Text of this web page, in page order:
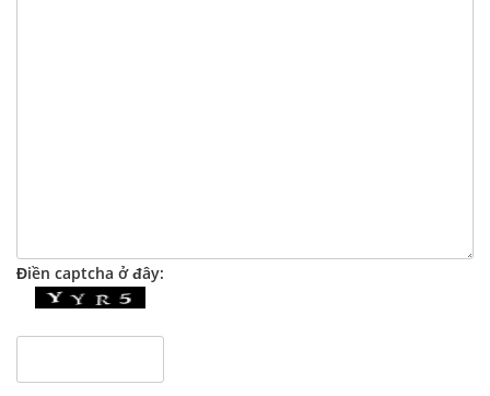
Điền captcha ở đây: